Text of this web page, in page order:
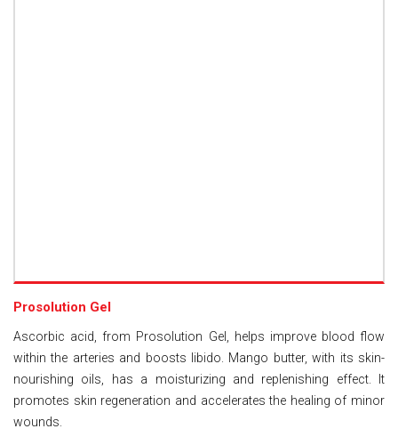
Prosolution Gel
Ascorbic acid, from Prosolution Gel, helps improve blood flow
within the arteries and boosts libido. Mango butter, with its skin-
nourishing oils, has a moisturizing and replenishing effect. It
promotes skin regeneration and accelerates the healing of minor
wounds.